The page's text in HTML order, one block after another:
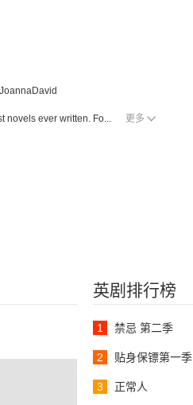
JoannaDavid
novels ever written. Fo... 更多
英剧排行榜
1 禁忌 第二季
2 贴身保镖第一季
3 正常人